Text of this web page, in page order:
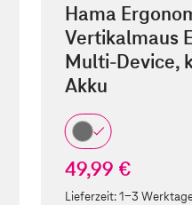
Hama
Vertikalmaus
Multi-Device,
Akku
49,99 €
Lieferzeit:1-3